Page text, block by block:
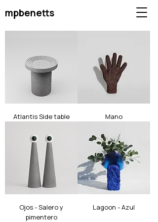
mpbenetts
Atlantis Side table Mano
Ojos - Salero y
pimentero
Lagoon - Azul